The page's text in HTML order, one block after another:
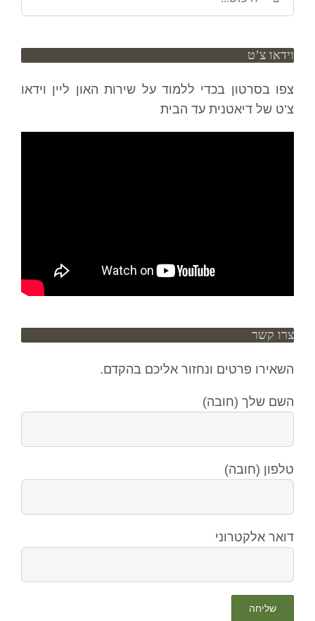
באתר:
וידאו צ’ט
צפו בסרטון בכדי ללמוד על שירות האון ליין וידאו
צ’ט של דיאטנית עד הבית
צרו קשר
השאירו פרטים ונחזור אליכם בהקדם.
השם שלך (חובה)
טלפון (חובה)
דואר אלקטרוני